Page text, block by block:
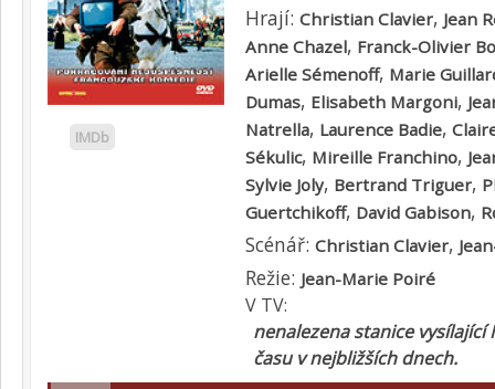
IMDb
Hrají: Christian Clavier, Jean
Anne Chazel, Franck-Olivier
Arielle Sémenoff, Marie
Dumas, Elisabeth Margoni,
Natrella, Laurence Badie,
Sékulic, Mireille Franchino,
Sylvie Joly, Bertrand Triguer,
Guertchikoff, David Gabison,
Scénář: Christian Clavier,
Režie: Jean-Marie Poiré
V TV:
nenalezena stanice vysílající
času v nejbližších dnech.